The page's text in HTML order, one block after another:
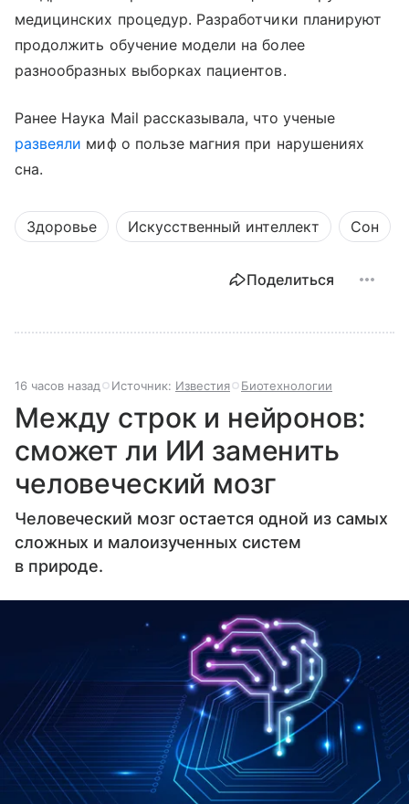
медицинских процедур. Разработчики планируют
продолжить обучение модели на более
разнообразных выборках пациентов.
Ранее Наука Mail рассказывала, что ученые
развеяли миф о пользе магния при нарушениях
сна.
Здоровье Искусственный интеллект Сон
Поделиться
16 часов назад Источник: Известия Биотехнологии
Между строк и нейронов:
сможет ли ИИ заменить
человеческий мозг
Человеческий мозг остается одной из самых
сложных и малоизученных систем
в природе.